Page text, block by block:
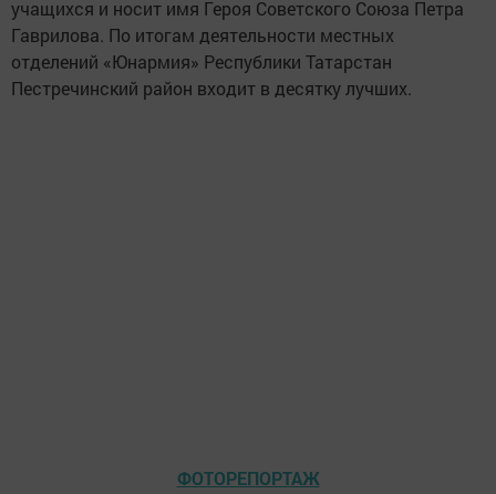
учащихся и носит имя Героя Советского Союза Петра
Гаврилова. По итогам деятельности местных
отделений «Юнармия» Республики Татарстан
Пестречинский район входит в десятку лучших.
ФОТОРЕПОРТАЖ